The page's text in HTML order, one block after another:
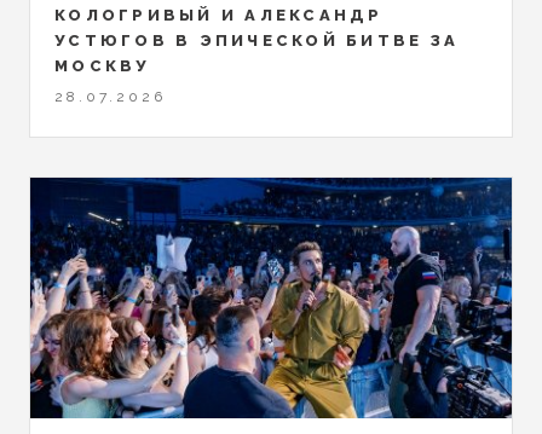
КОЛОГРИВЫЙ И АЛЕКСАНДР
УСТЮГОВ В ЭПИЧЕСКОЙ БИТВЕ ЗА
МОСКВУ
28.07.2026